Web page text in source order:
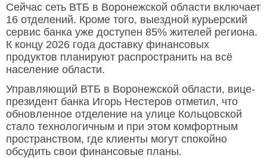
Сейчас сеть ВТБ в Воронежской области включает
16 отделений. Кроме того, выездной курьерский
сервис банка уже доступен 85% жителей региона.
К концу 2026 года доставку финансовых
продуктов планируют распространить на всё
население области.
Управляющий ВТБ в Воронежской области, вице-
президент банка Игорь Нестеров отметил, что
обновленное отделение на улице Кольцовской
стало технологичным и при этом комфортным
пространством, где клиенты могут спокойно
обсудить свои финансовые планы.